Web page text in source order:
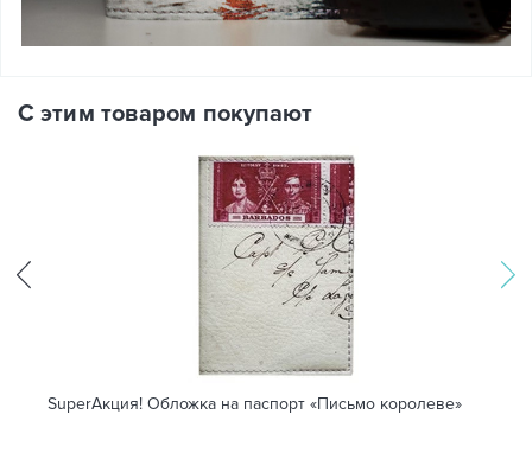
С этим товаром покупают
SuperАкция! Обложка на паспорт «Письмо королеве»